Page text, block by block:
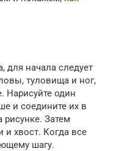
для начала следует
туловища и ног,
Нарисуйте один
и соедините их в
рисунке. Затем
и хвост. Когда все
шагу.